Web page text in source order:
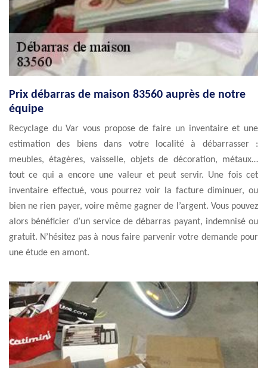
Prix débarras de maison 83560 auprès de notre
équipe
Recyclage du Var vous propose de faire un inventaire et une
estimation des biens dans votre localité à débarrasser :
meubles, étagères, vaisselle, objets de décoration, métaux…
tout ce qui a encore une valeur et peut servir. Une fois cet
inventaire effectué, vous pourrez voir la facture diminuer, ou
bien ne rien payer, voire même gagner de l’argent. Vous pouvez
alors bénéficier d’un service de débarras payant, indemnisé ou
gratuit. N’hésitez pas à nous faire parvenir votre demande pour
une étude en amont.